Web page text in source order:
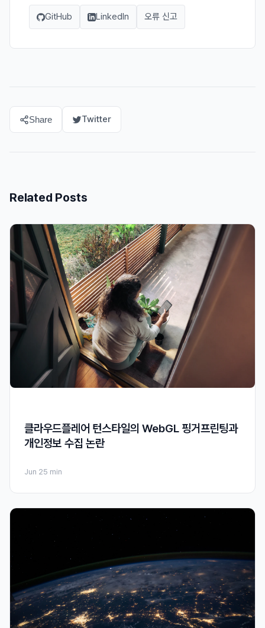
GitHub LinkedIn 오류 신고
Share Twitter
Related Posts
클라우드플레어 턴스타일의 WebGL 핑거프린팅과
개인정보 수집 논란
Jun 25 min